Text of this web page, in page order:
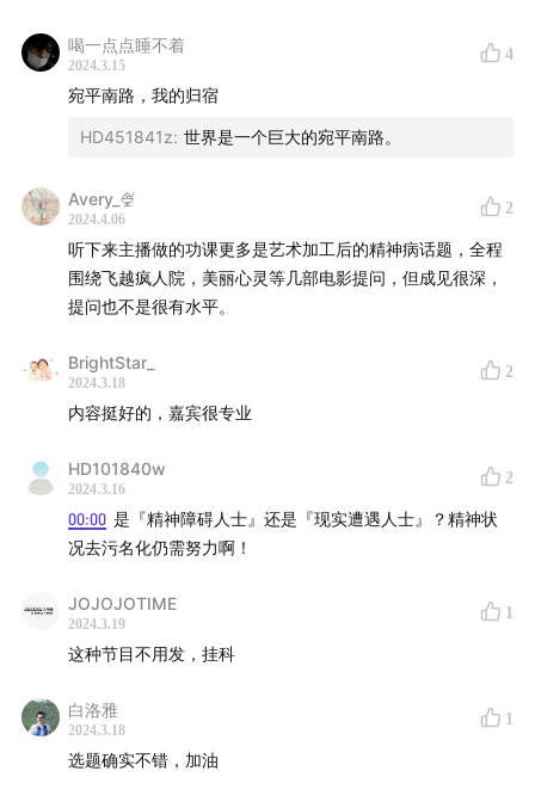
20:04 《美丽心灵》：用另一种方式抵达和解
“医生，我到底是精神病还是神经病？”
【节目中提到的人名和作品】
人物
脑前叶切除对某些精神病人有效的假说，实施了脑白质切
除法，为此获1949年诺贝尔生理学医学奖。
在定理，是著名数学家、经济学家，电影《美丽心灵》男
主角原型，主要研究博弈论、微分几何学和偏微分方程，
1994年诺贝尔经济学奖获奖者之一。
义哲学家、神学家、精神病学家。雅斯贝尔斯主要在探讨
内在自我的现象学描述，及自我分析及自我考察等问题。
马丁·海德格尔（1889-1976）：德国哲学家。20世纪存在
主义哲学的创始人和主要代表之一。
喝一点点睡不着
2024.3.15
4
宛平南路，我的归宿
HD451841z: 世界是一个巨大的宛平南路。
Avery_🍨
2024.4.06
2
听下来主播做的功课更多是艺术加工后的精神病话题，全程
围绕飞越疯人院，美丽心灵等几部电影提问，但成见很深，
提问也不是很有水平。
BrightStar_
2024.3.18
2
内容挺好的，嘉宾很专业
HD101840w
2024.3.16
2
00:00 是『精神障碍人士』还是『现实遭遇人士』？精神状
况去污名化仍需努力啊！
JOJOJOTIME
2024.3.19
1
这种节目不用发，挂科
白洛雅
2024.3.18
1
选题确实不错，加油